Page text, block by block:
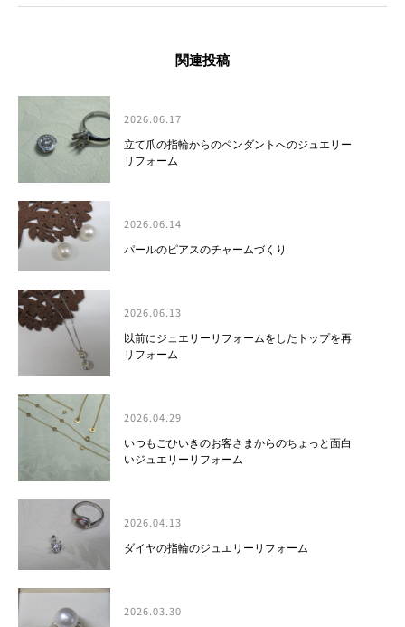
関連投稿
2026.06.17
立て爪の指輪からのペンダントへのジュエリー
リフォーム
2026.06.14
パールのピアスのチャームづくり
2026.06.13
以前にジュエリーリフォームをしたトップを再
リフォーム
2026.04.29
いつもごひいきのお客さまからのちょっと面白
いジュエリーリフォーム
2026.04.13
ダイヤの指輪のジュエリーリフォーム
2026.03.30